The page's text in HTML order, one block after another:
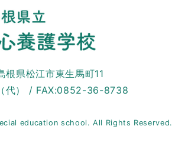
県松江市東生馬町11
代） / FAX:0852-36-8738
education school. All Rights Reserved.